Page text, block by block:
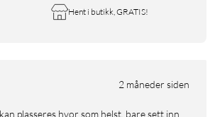
Hent i butikk, GRATIS!
2 måneder siden